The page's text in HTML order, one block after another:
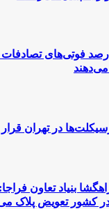
اعلام کرد: 56 درصد فوتی‌های
در تهران
بنیاد تعاون
کشور تعویض پلاک